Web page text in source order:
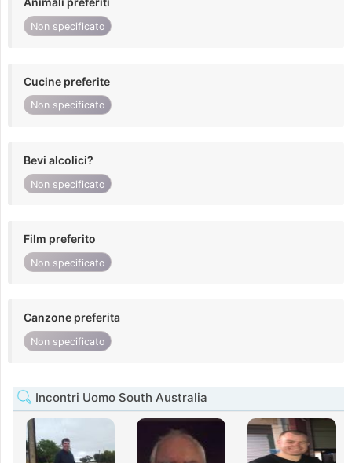
Non specificato
Cucine preferite
Non specificato
Bevi alcolici?
Non specificato
Film preferito
Non specificato
Canzone preferita
Non specificato
Incontri Uomo South Australia